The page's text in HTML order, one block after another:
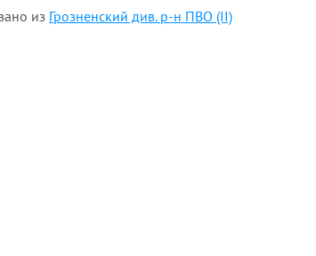
из Грозненский див. р-н ПВО (II)